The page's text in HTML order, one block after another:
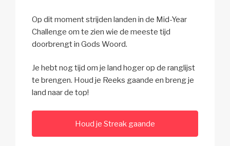
Op dit moment strijden landen in de Mid-Year
Challenge om te zien wie de meeste tijd
doorbrengt in Gods Woord.
Je hebt nog tijd om je land hoger op de ranglijst
te brengen. Houd je Reeks gaande en breng je
land naar de top!
Houd je Streak gaande